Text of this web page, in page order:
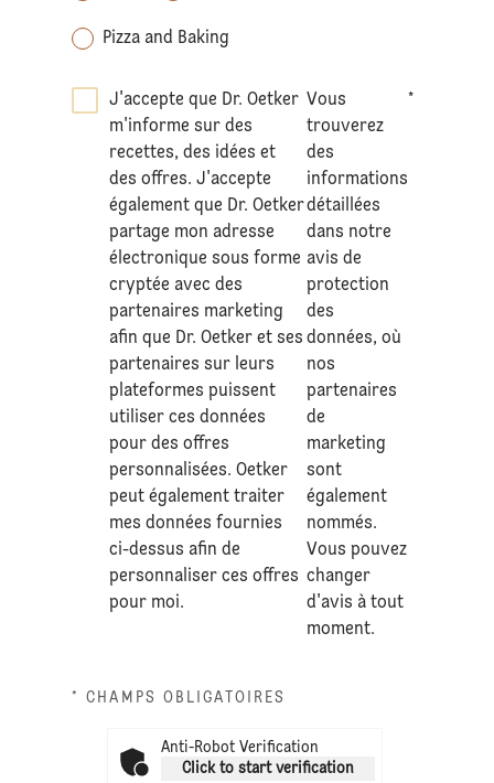
Pizza and Baking
J'accepte que Dr. Oetker
m'informe sur des
recettes, des idées et
des offres. J'accepte
également que Dr. Oetker
partage mon adresse
électronique sous forme
cryptée avec des
partenaires marketing
afin que Dr. Oetker et ses
partenaires sur leurs
plateformes puissent
utiliser ces données
pour des offres
personnalisées. Oetker
peut également traiter
mes données fournies
ci-dessus afin de
personnaliser ces offres
pour moi.
Vous
trouverez
des
informations
détaillées
dans notre
avis de
protection
des
données, où
nos
partenaires
de
marketing
sont
également
nommés.
Vous pouvez
changer
d'avis à tout
moment.
*
* CHAMPS OBLIGATOIRES
Anti-Robot Verification
Click to start verification